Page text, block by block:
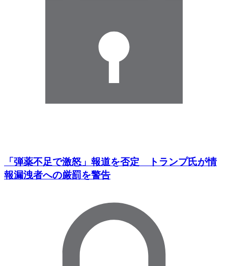
「弾薬不足で激怒」報道を否定 トランプ氏が情
報漏洩者への厳罰を警告